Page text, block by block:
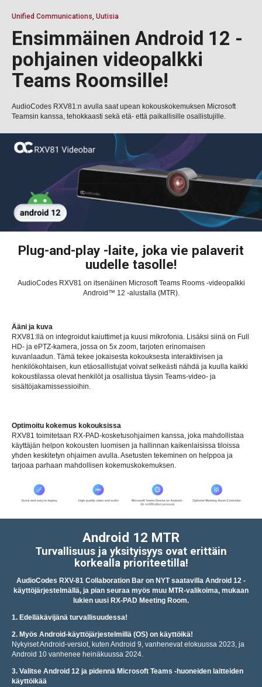
Unified Communications, Uutisia
Ensimmäinen Android 12 -
pohjainen videopalkki
Teams Roomsille!
AudioCodes RXV81:n avulla saat upean kokouskokemuksen Microsoft
Teamsin kanssa, tehokkaasti sekä etä- että paikallisille osallistujille.
Plug-and-play -laite, joka vie palaverit
uudelle tasolle!
AudioCodes RXV81 on itsenäinen Microsoft Teams Rooms -videopalkki
Android™ 12 -alustalla (MTR).
Ääni ja kuva
RXV81:llä on integroidut kaiuttimet ja kuusi mikrofonia. Lisäksi siinä on Full
HD- ja ePTZ-kamera, jossa on 5x zoom, tarjoten erinomaisen
kuvanlaadun. Tämä tekee jokaisesta kokouksesta interaktiivisen ja
henkilökohtaisen, kun etäosallistujat voivat selkeästi nähdä ja kuulla kaikki
kokoustilassa olevat henkilöt ja osallistua täysin Teams-video- ja
sisältöjakamissessioihin.
Optimoitu kokemus kokouksissa
RXV81 toimitetaan RX-PAD-kosketusohjaimen kanssa, joka mahdollistaa
käyttäjän helpon kokousten luomisen ja hallinnan kaikenlaisissa tiloissa
yhden keskitetyn ohjaimen avulla. Asetusten tekeminen on helppoa ja
tarjoaa parhaan mahdollisen kokemuskokemuksen.
Android 12 MTR
Turvallisuus ja yksityisyys ovat erittäin
korkealla prioriteetilla!
AudioCodes RXV-81 Collaboration Bar on NYT saatavilla Android 12 -
käyttöjärjestelmällä, ja pian seuraa myös muu MTR-valikoima, mukaan
lukien uusi RX-PAD Meeting Room.
1. Edelläkävijänä turvallisuudessa!
2. Myös Android-käyttöjärjestelmillä (OS) on käyttöikä!
Nykyiset Android-versiot, kuten Android 9, vanhenevat elokuussa 2023, ja
Android 10 vanhenee heinäkuussa 2024.
3. Valitse Android 12 ja pidennä Microsoft Teams -huoneiden laitteiden
käyttöikää